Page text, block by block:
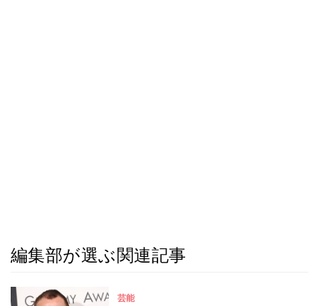
編集部が選ぶ関連記事
芸能